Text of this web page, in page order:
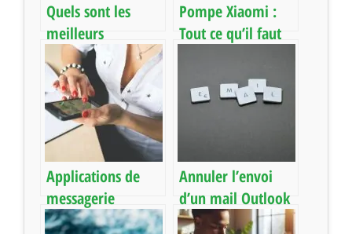
Quels sont les
meilleurs
écouteurs sans fil
du moment ?
Pompe Xiaomi :
Tout ce qu’il faut
indispensable
Applications de
messagerie
instantanée : tout
Annuler l’envoi
d’un mail Outlook
: voici comment